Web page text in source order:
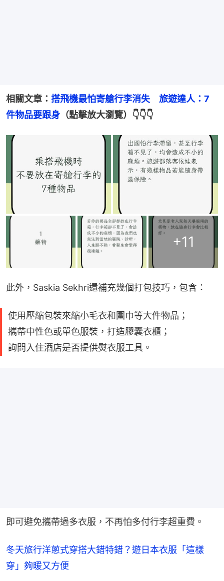
相關文章： 搭飛機最怕寄艙行李消失　旅遊達人：7
件物品要跟身 （點擊放大瀏覽）👇👇👇
+11
此外，Saskia Sekhri還補充幾個打包技巧，包含：
使用壓縮包裝來縮小毛衣和圍巾等大件物品；
攜帶中性色或單色服裝，打造膠囊衣櫃；
詢問入住酒店是否提供熨衣服工具。
即可避免攜帶過多衣服，不再怕多付行李超重費。
冬天旅行洋蔥式穿搭大錯特錯？遊日本衣服「這樣
穿」夠暖又方便